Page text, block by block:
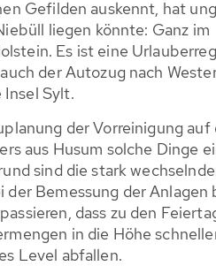
Gefilden auskennt, hat
liegen könnte: Ganz im
Es ist eine
der Autozug nach
Sylt.
der Vorreinigung auf
aus Husum solche Dinge
sind die stark
der Bemessung der
dass zu den
in die Höhe
Level abfallen.